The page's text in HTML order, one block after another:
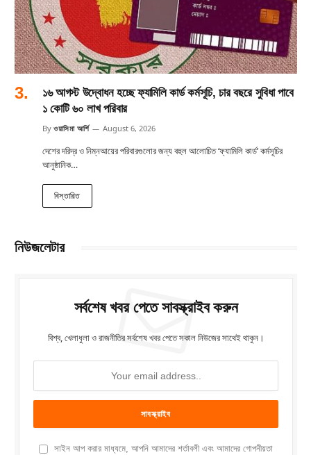
১৬ আগস্ট উদ্বোধন হচ্ছে ফ্যামিলি কার্ড কর্মসূচি, চার বছরে সুবিধা পাবে
১ কোটি ৬০ লাখ পরিবার
By ওয়াসিমা আর্শি August 6, 2026
দেশের দরিদ্র ও নিম্নআয়ের পরিবারগুলোর জন্য বহুল আলোচিত ‘ফ্যামিলি কার্ড’ কর্মসূচির
আনুষ্ঠানিক…
বিস্তারিত
নিউজলেটার
সর্বশেষ খবর পেতে সাবস্ক্রাইব করুন
বিশ্ব, খেলাধুলা ও রাজনীতির সর্বশেষ খবর পেতে সকাল নিউজের সাথেই থাকুন।
সাইন আপ করার মাধ্যমে, আপনি আমাদের শর্তাবলী এবং আমাদের গোপনীয়তা